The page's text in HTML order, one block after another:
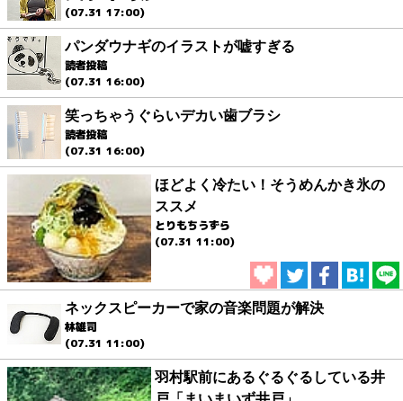
(07.31 17:00)
パンダウナギのイラストが嘘すぎる
読者投稿
(07.31 16:00)
笑っちゃうぐらいデカい歯ブラシ
読者投稿
(07.31 16:00)
ほどよく冷たい！そうめんかき氷の
ススメ
とりもちうずら
(07.31 11:00)
ネックスピーカーで家の音楽問題が解決
林雄司
(07.31 11:00)
羽村駅前にあるぐるぐるしている井